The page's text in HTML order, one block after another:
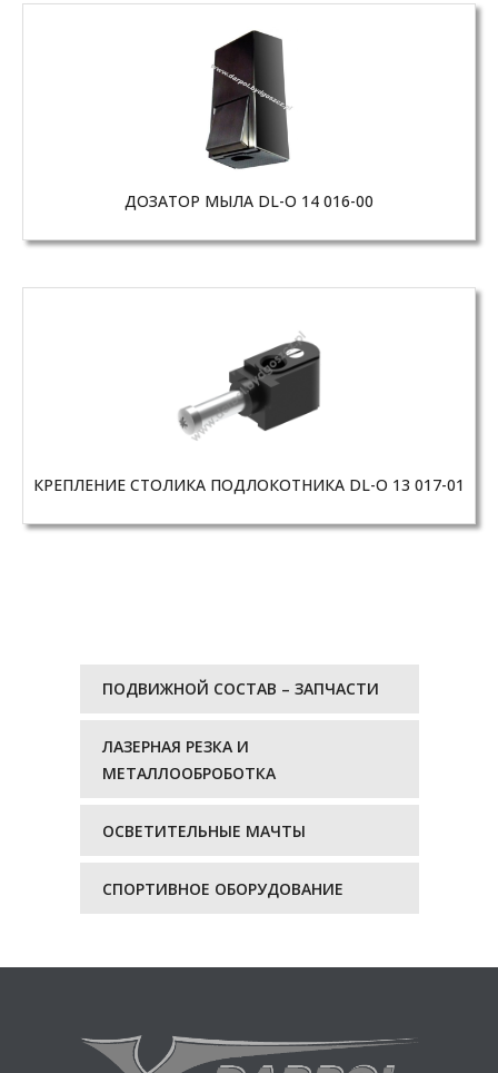
ДОЗАТОР МЫЛА DL-O 14 016-00
КРЕПЛЕНИЕ СТОЛИКА ПОДЛОКОТНИКА DL-O 13 017-01
ПОДВИЖНОЙ СОСТАВ – ЗАПЧАСТИ
ЛАЗЕРНАЯ РЕЗКА И
МЕТАЛЛООБРОБОТКА
ОСВЕТИТЕЛЬНЫЕ МАЧТЫ
СПОРТИВНОЕ ОБОРУДОВАНИЕ